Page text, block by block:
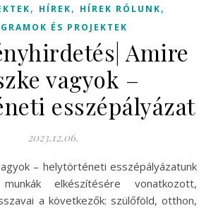
, HÍREK, HÍREK RÓLUNK,
ÉS PROJEKTEK
Amire
vagyok –
esszépályázat
2023.12.06.
elkészítésére vonatkozott,
a következők: szülőföld, otthon,